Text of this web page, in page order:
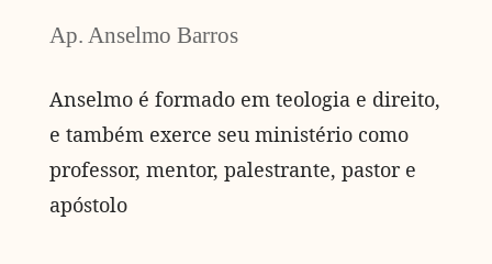
Ap. Anselmo Barros
Anselmo é formado em teologia e direito,
e também exerce seu ministério como
professor, mentor, palestrante, pastor e
apóstolo